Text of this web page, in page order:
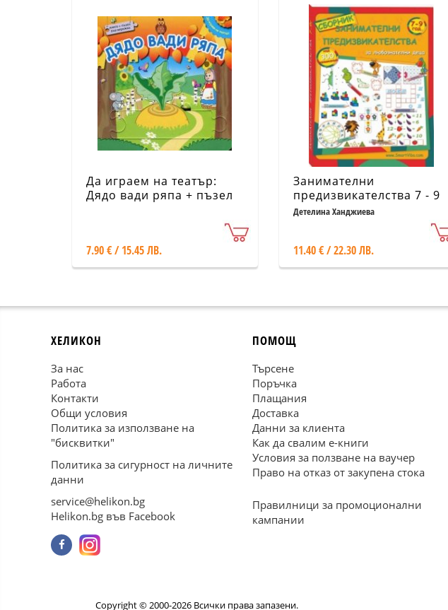
Да играем на театър:
Дядо вади ряпа + пъзел
7.90 € / 15.45 ЛВ.
Занимателни
предизвикателства 7 - 9
год.
Детелина Ханджиева
11.40 € / 22.30 ЛВ.
ХЕЛИКОН
За нас
Работа
Контакти
Общи условия
Политика за използване на
"бисквитки"
Политика за сигурност на личните
данни
service@helikon.bg
Helikon.bg във Facebook
ПОМОЩ
Търсене
Поръчка
Плащания
Доставка
Данни за клиента
Как да свалим е-книги
Условия за ползване на ваучер
Право на отказ от закупена стока
Правилници за промоционални
кампании
Copyright © 2000-2026 Всички права запазени.